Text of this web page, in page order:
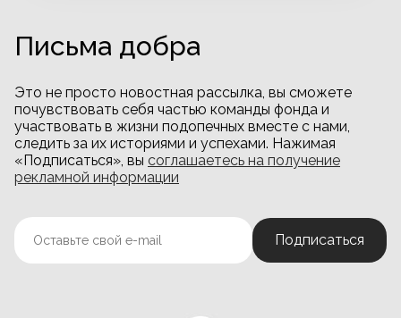
Письма добра
Это не просто новостная рассылка, вы сможете
почувствовать себя частью команды фонда и
участвовать в жизни подопечных вместе с нами,
следить за их историями и успехами. Нажимая
«Подписаться», вы соглашаетесь на получение
рекламной информации